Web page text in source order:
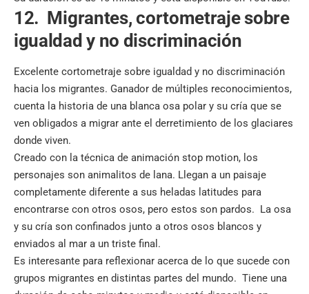
12. Migrantes, cortometraje sobre
igualdad y no discriminación
Excelente cortometraje sobre igualdad y no discriminación
hacia los migrantes. Ganador de múltiples reconocimientos,
cuenta la historia de una blanca osa polar y su cría que se
ven obligados a migrar ante el derretimiento de los glaciares
donde viven.
Creado con la técnica de animación stop motion, los
personajes son animalitos de lana. Llegan a un paisaje
completamente diferente a sus heladas latitudes para
encontrarse con otros osos, pero estos son pardos. La osa
y su cría son confinados junto a otros osos blancos y
enviados al mar a un triste final.
Es interesante para reflexionar acerca de lo que sucede con
grupos migrantes en distintas partes del mundo. Tiene una